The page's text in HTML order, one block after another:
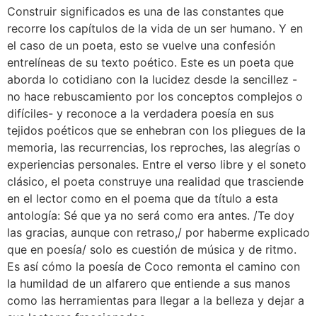
Construir significados es una de las constantes que
recorre los capítulos de la vida de un ser humano. Y en
el caso de un poeta, esto se vuelve una confesión
entrelíneas de su texto poético. Este es un poeta que
aborda lo cotidiano con la lucidez desde la sencillez -
no hace rebuscamiento por los conceptos complejos o
difíciles- y reconoce a la verdadera poesía en sus
tejidos poéticos que se enhebran con los pliegues de la
memoria, las recurrencias, los reproches, las alegrías o
experiencias personales. Entre el verso libre y el soneto
clásico, el poeta construye una realidad que trasciende
en el lector como en el poema que da título a esta
antología: Sé que ya no será como era antes. /Te doy
las gracias, aunque con retraso,/ por haberme explicado
que en poesía/ solo es cuestión de música y de ritmo.
Es así cómo la poesía de Coco remonta el camino con
la humildad de un alfarero que entiende a sus manos
como las herramientas para llegar a la belleza y dejar a